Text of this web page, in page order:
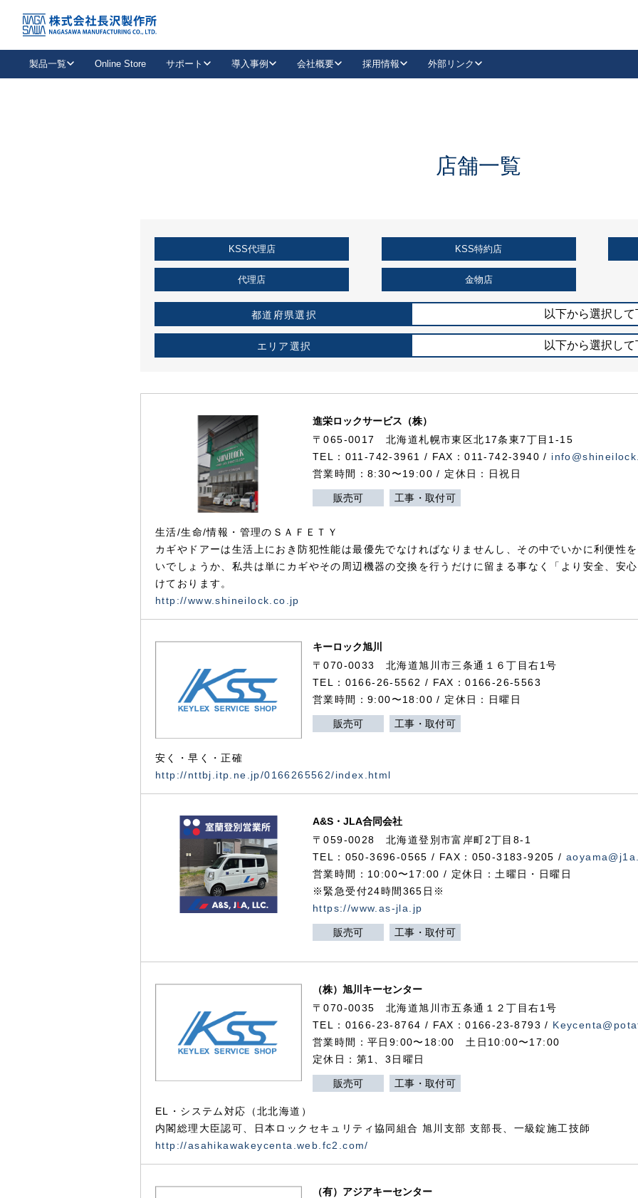
製品一覧
抗ウイルス・抗菌製品
キーレックスを品番からお探しいただけます。
Online Store サポート
取扱店情報
お役立ち情報
導入事例
企業様採用事例
会社概要 採用情報 外部リンク
LinkedIn
KSS加盟店・取扱店情報
店舗一覧
店舗一覧
KSS代理店 KSS特約店
代理店 金物店
都道府県選択 以下から選択し
エリア選択 以下から選択し
進栄ロックサービス（株）
〒065-0017 北海道札幌市東区北17条東7丁目1-15
TEL：011-742-3961 / FAX：011-742-3940 /
営業時間：8:30〜19:00 / 定休日：日祝日
販売可 工事・取付可
生活/生命/情報・管理のＳＡＦＥＴＹ
カギやドアーは生活上におき防犯性能は最優先でなければなりませんし、その中でいかに利便性
いでしょうか、私共は単にカギやその周辺機器の交換を行うだけに留まる事なく「より安全、安
けております。
http://www.shineilock.co.jp
キーロック旭川
〒070-0033 北海道旭川市三条通１６丁目右1号
TEL：0166-26-5562 / FAX：0166-26-5563
営業時間：9:00〜18:00 / 定休日：日曜日
販売可 工事・取付可
安く・早く・正確
http://nttbj.itp.ne.jp/0166265562/index.html
A&S・JLA合同会社
〒059-0028北海道登別市富岸町2丁目 8-1
TEL：050-3696-0565 / FAX：050-3183-9205 /
営業時間：10:00〜17:00 / 定休日：土曜日・日曜日
※緊急受付24時間365日※
https://www.as-jla.jp
販売可 工事・取付可
（株）旭川キーセンター
〒070-0035 北海道旭川市五条通１２丁目右1号
TEL：0166-23-8764 / FAX：0166-23-8793 /
営業時間：平日9:00〜18:00 土日10:00〜17:00
定休日：第1、3日曜日
販売可 工事・取付可
EL・システム対応（北北海道）
内閣総理大臣認可、日本ロックセキュリティ協同組合 旭川支部 支部長、一級錠施工技師
http://asahikawakeycenta.web.fc2.com/
（有）アジアキーセンター